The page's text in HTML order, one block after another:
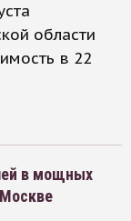
области
в 22
в мощных